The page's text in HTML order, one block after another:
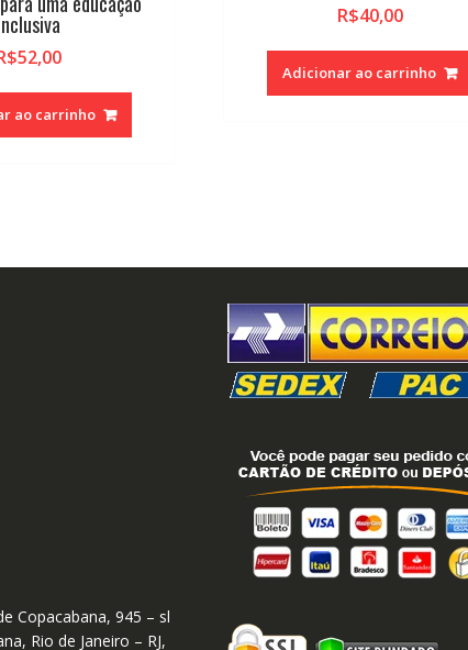
52,00
ao carrinho
R$40,00
Adicionar ao carrinho
Copacabana, 945 – sl
Rio de Janeiro – RJ,